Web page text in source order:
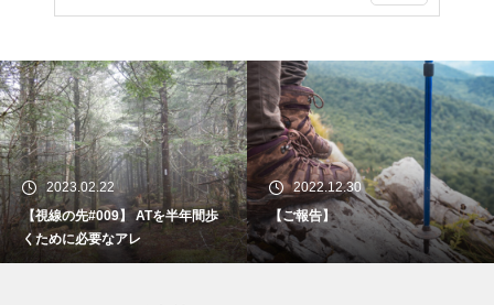
2023.02.22
【視線の先#009】 ATを半年間歩
くために必要なアレ
2022.12.30
【ご報告】